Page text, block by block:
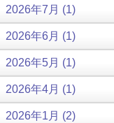
2026年7月 (1)
2026年6月 (1)
2026年5月 (1)
2026年4月 (1)
2026年1月 (2)